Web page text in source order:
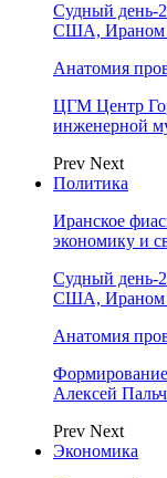
Судный день-
США, Ираном
Анатомия
ЦГМ Центр
инженерной
Prev Next
Политика
Иранское
экономику и
Судный день-
США, Ираном
Анатомия
Алексей
Prev Next
Экономика